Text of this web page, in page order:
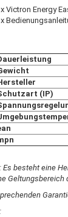
Victron Energy
(IP)
Es besteht eine
Geltungsbereich